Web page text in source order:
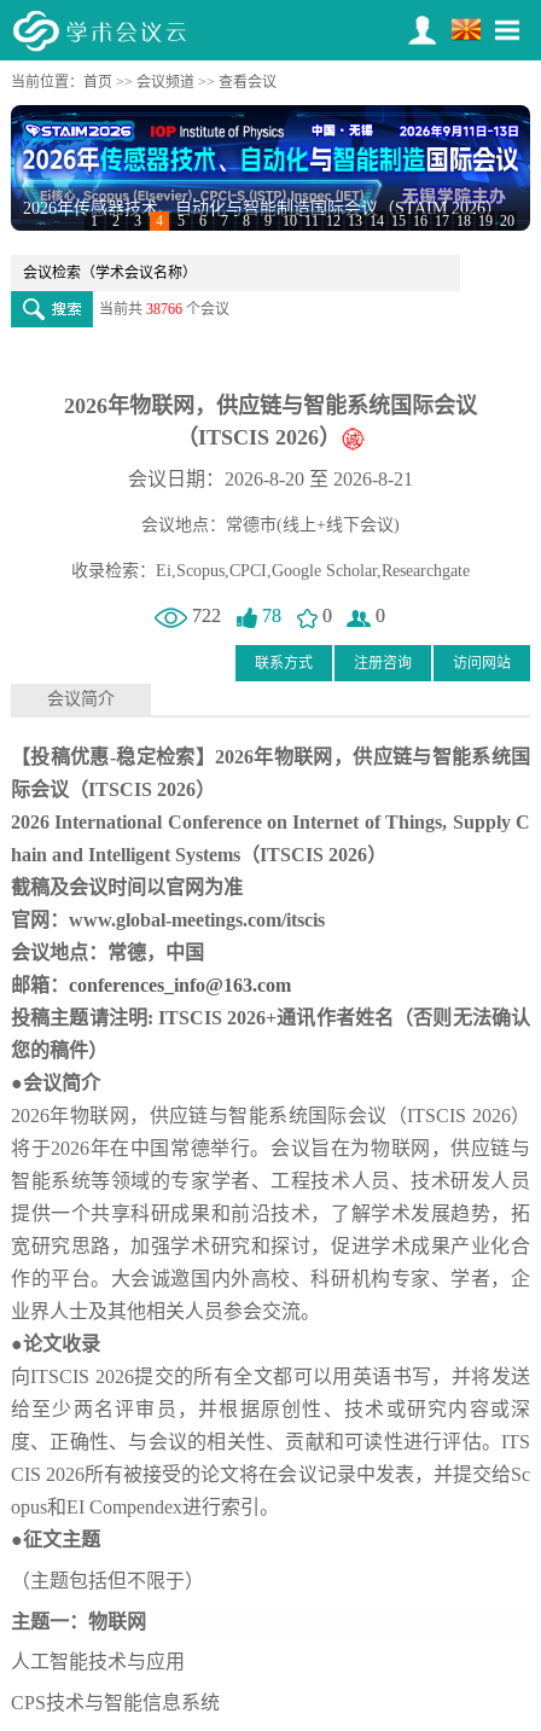
当前位置： 首页 >> 会议频道>> 查看会议
2026年传感器技术、自动化与智能制造国际会议（STAIM 2026）
第七届城市工程与管理科学国际会议（ICUEMS 2026）
1 2 3 4 5 6 7 8 9 10 11 12 13 14 15 16 17 18 19 20
当前共 38766个会议
2026年物联网，供应链与智能系统国际会议
（ITSCIS 2026）
会议日期：2026-8-20 至 2026-8-21
会议地点：常德市(线上+线下会议)
收录检索：Ei,Scopus,CPCI,Google Scholar,Researchgate
722 78 0 0
访问网站
注册咨询
联系方式
会议简介
【投稿优惠-稳定检索】2026年物联网，供应链与智能系统国
际会议（ITSCIS 2026）
2026International Conference on Internet of Things, Supply C
hain and Intelligent Systems（ITSCIS 2026）
截稿及会议时间以官网为准
官网： www.global-meetings.com/itscis
会议地点：常德，中国
邮箱： conferences_info@163.com
投稿主题请注明:ITSCIS2026+通讯作者姓名（否则无法确认
您的稿件）
●会议简介
2026年物联网，供应链与智能系统国际会议（ITSCIS 2026）
将于2026年在中国常德举行。会议旨在为物联网，供应链与
智能系统等领域的专家学者、工程技术人员、技术研发人员
提供一个共享科研成果和前沿技术，了解学术发展趋势，拓
宽研究思路，加强学术研究和探讨，促进学术成果产业化合
作的平台。大会诚邀国内外高校、科研机构专家、学者，企
业界人士及其他相关人员参会交流。
●论文收录
向ITSCIS 2026提交的所有全文都可以用英语书写，并将发送
给至少两名评审员，并根据原创性、技术或研究内容或深
度、正确性、与会议的相关性、贡献和可读性进行评估。ITS
CIS 2026所有被接受的论文将在会议记录中发表，并提交给Sc
opus和EI Compendex进行索引。
●征文主题
（主题包括但不限于）
主题一：物联网
人工智能技术与应用
CPS技术与智能信息系统